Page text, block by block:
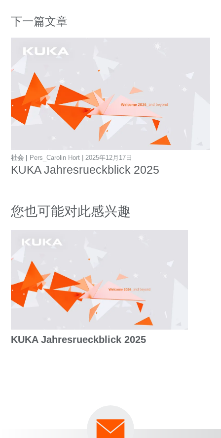
下一篇文章
KUKA Jahresrueckblick 2025
社会 Pers_Carolin Hort 2025年12月17日
您也可能对此感兴趣
KUKA Jahresrueckblick 2025